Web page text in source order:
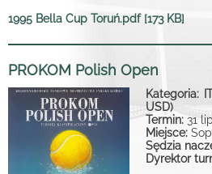
1995 Bella Cup Toruń.pdf [173 KB]
PROKOM Polish Open
Kategoria:
USD)
Termin: 31
Miejsce:
Sędzia
Dyrektor